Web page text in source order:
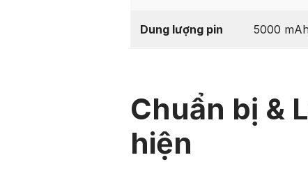
Dung lượng pin 5000
Chuẩn bị &
hiện